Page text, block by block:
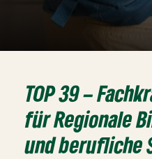
TOP 39 –
für Regionale
und berufliche